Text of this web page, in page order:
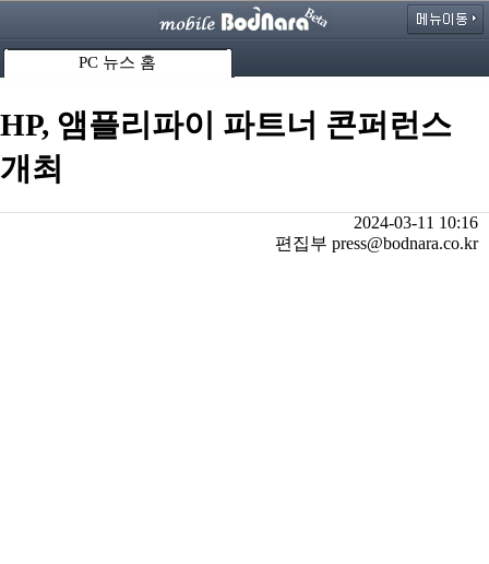
PC 뉴스 홈
HP, 앰플리파이 파트너 콘퍼런스
개최
2024-03-11 10:16
편집부 press@bodnara.co.kr